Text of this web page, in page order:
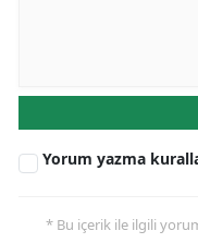
Yorum yazma
* Bu içerik ile ilgili